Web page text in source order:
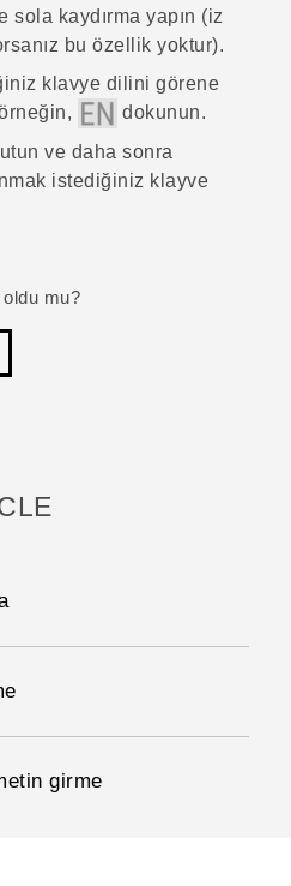
sola kaydırma yapın (iz
bu özellik yoktur).
klavye dilini görene
dokunun.
ve daha sonra
istediğiniz klayve
oldu mu?
girme